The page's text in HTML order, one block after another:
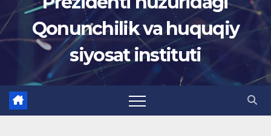
Qonunchilik va huquqiy
siyosat instituti